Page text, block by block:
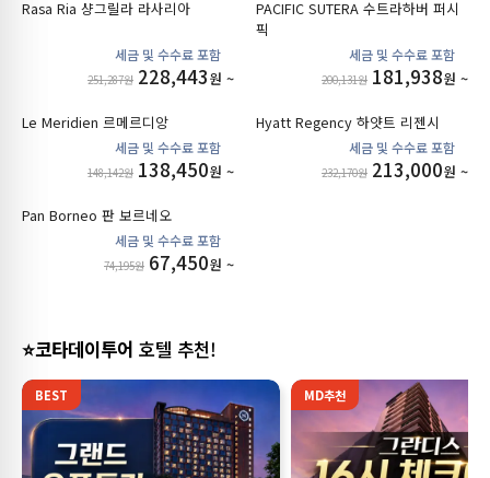
Rasa Ria 샹그릴라 라사리아
251,287원 228,443원 ~
PACIFIC SUTERA 수트라하버 퍼시
픽
200,131원 181,938원 ~
Le Meridien 르메르디앙
148,142원 138,450원 ~
Hyatt Regency 하얏트 리젠시
232,170원 213,000원 ~
Pan Borneo 판 보르네오
74,195원 67,450원 ~
⭐코타데이투어 호텔 추천!
BEST MD추천